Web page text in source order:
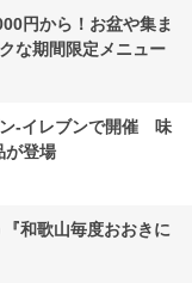
円から！お盆や集ま
な期間限定メニュー
-イレブンで開催 味
が登場
和歌山毎度おおきに